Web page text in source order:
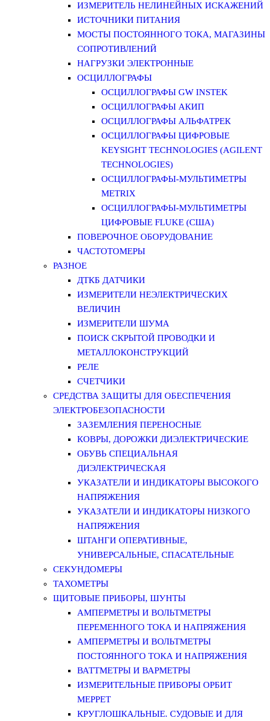
ИЗМЕРИТЕЛЬ НЕЛИНЕЙНЫХ ИСКАЖЕНИЙ
ИСТОЧНИКИ ПИТАНИЯ
МОСТЫ ПОСТОЯННОГО ТОКА, МАГАЗИНЫ
СОПРОТИВЛЕНИЙ
НАГРУЗКИ ЭЛЕКТРОННЫЕ
ОСЦИЛЛОГРАФЫ
ОСЦИЛЛОГРАФЫ GW INSTEK
ОСЦИЛЛОГРАФЫ АКИП
ОСЦИЛЛОГРАФЫ АЛЬФАТРЕК
ОСЦИЛЛОГРАФЫ ЦИФРОВЫЕ
KEYSIGHT TECHNOLOGIES (AGILENT
TECHNOLOGIES)
ОСЦИЛЛОГРАФЫ-МУЛЬТИМЕТРЫ
METRIX
ОСЦИЛЛОГРАФЫ-МУЛЬТИМЕТРЫ
ЦИФРОВЫЕ FLUKE (США)
ПОВЕРОЧНОЕ ОБОРУДОВАНИЕ
ЧАСТОТОМЕРЫ
РАЗНОЕ
ДТКБ ДАТЧИКИ
ИЗМЕРИТЕЛИ НЕЭЛЕКТРИЧЕСКИХ
ВЕЛИЧИН
ИЗМЕРИТЕЛИ ШУМА
ПОИСК СКРЫТОЙ ПРОВОДКИ И
МЕТАЛЛОКОНСТРУКЦИЙ
РЕЛЕ
СЧЕТЧИКИ
СРЕДСТВА ЗАЩИТЫ ДЛЯ ОБЕСПЕЧЕНИЯ
ЭЛЕКТРОБЕЗОПАСНОСТИ
ЗАЗЕМЛЕНИЯ ПЕРЕНОСНЫЕ
КОВРЫ, ДОРОЖКИ ДИЭЛЕКТРИЧЕСКИЕ
ОБУВЬ СПЕЦИАЛЬНАЯ
ДИЭЛЕКТРИЧЕСКАЯ
УКАЗАТЕЛИ И ИНДИКАТОРЫ ВЫСОКОГО
НАПРЯЖЕНИЯ
УКАЗАТЕЛИ И ИНДИКАТОРЫ НИЗКОГО
НАПРЯЖЕНИЯ
ШТАНГИ ОПЕРАТИВНЫЕ,
УНИВЕРСАЛЬНЫЕ, СПАСАТЕЛЬНЫЕ
СЕКУНДОМЕРЫ
ТАХОМЕТРЫ
ЩИТОВЫЕ ПРИБОРЫ, ШУНТЫ
АМПЕРМЕТРЫ И ВОЛЬТМЕТРЫ
ПЕРЕМЕННОГО ТОКА И НАПРЯЖЕНИЯ
АМПЕРМЕТРЫ И ВОЛЬТМЕТРЫ
ПОСТОЯННОГО ТОКА И НАПРЯЖЕНИЯ
ВАТТМЕТРЫ И ВАРМЕТРЫ
ИЗМЕРИТЕЛЬНЫЕ ПРИБОРЫ ОРБИТ
МЕРРЕТ
КРУГЛОШКАЛЬНЫЕ. СУДОВЫЕ И ДЛЯ